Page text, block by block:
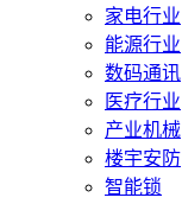
家电行业
能源行业
数码通讯
医疗行业
产业机械
楼宇安防
智能锁